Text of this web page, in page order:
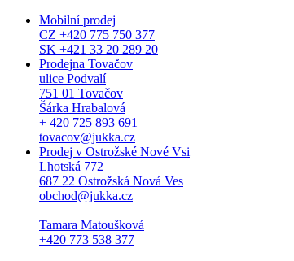
Mobilní prodej
CZ +420 775 750 377
SK +421 33 20 289 20
Prodejna Tovačov
ulice Podvalí
751 01 Tovačov
Šárka Hrabalová
+ 420 725 893 691
tovacov@jukka.cz
Prodej v Ostrožské Nové Vsi
Lhotská 772
687 22 Ostrožská Nová Ves
obchod@jukka.cz
Tamara Matoušková
+420 773 538 377